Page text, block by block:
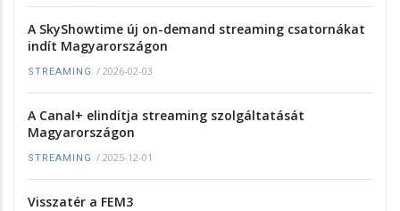
A SkyShowtime új on-demand streaming csatornákat
indít Magyarországon
STREAMING / 2026-02-03
A Canal+ elindítja streaming szolgáltatását
Magyarországon
STREAMING / 2025-12-01
Visszatér a FEM3